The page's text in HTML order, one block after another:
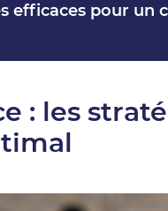
efficaces pour un
: les